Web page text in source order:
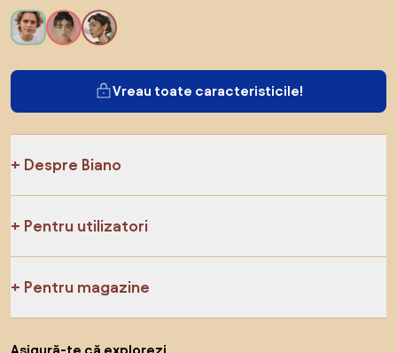
Vreau toate caracteristicile!
Despre Biano
Pentru utilizatori
Pentru magazine
Asigură-te că explorezi